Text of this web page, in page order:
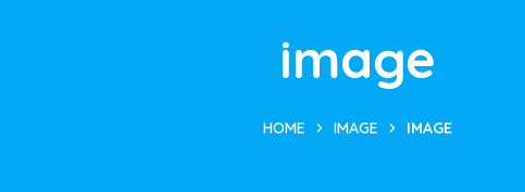
image
HOME IMAGE IMAGE